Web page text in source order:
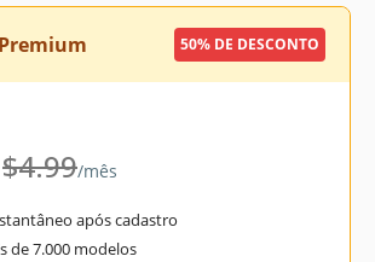
50% DE DESCONTO
$4.99/mês
após cadastro
de 7.000 modelos